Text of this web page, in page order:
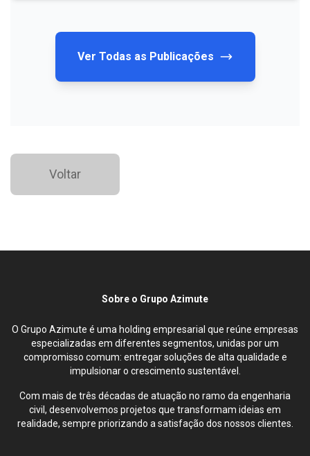
Ver Todas as Publicações
Voltar
Sobre o Grupo Azimute
O Grupo Azimute é uma holding empresarial que reúne empresas
especializadas em diferentes segmentos, unidas por um
compromisso comum: entregar soluções de alta qualidade e
impulsionar o crescimento sustentável.
Com mais de três décadas de atuação no ramo da engenharia
civil, desenvolvemos projetos que transformam ideias em
realidade, sempre priorizando a satisfação dos nossos clientes.